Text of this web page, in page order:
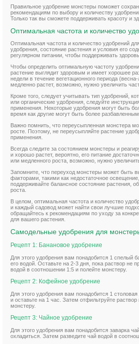
Правильное удобрение монстеры поможет
рекомендациям по выбору и количеству
Только так вы сможете поддерживать красоту и
Оптимальная частота и количество
Оптимальная частота и количество удобрений
удобрения, состояние растения и условия его
регулярном питании, чтобы поддерживать
Чтобы определить оптимальную частоту
растение выглядит здоровым и имеет хорошее
недели в течение вегетационного периода
медленно растет, возможно, нужно увеличить
Кроме того, следует учитывать тип удобрений,
или органические удобрения, следуйте
применения. Некоторые удобрения могут быть
время как другие могут быть более
Важно помнить, что переусыпленная монстера
росте. Поэтому, не переусыпляйте растение
применения.
Всегда следите за состоянием монстеры и
и хорошо растет, вероятно, его питание
или медленного роста, возможно, нужно
Запомните, что переуход монстеры может быть
факторами, такими как недостаточное
поддерживайте балансное состояние растения,
роста.
В целом, оптимальная частота и количество
и каждый садовод может найти свои лучшие
обращайтесь к рекомендациям по уходу за
для вашего растения.
Самодельные удобрения для
Рецепт 1: Банановое удобрение
Для этого удобрения вам понадобится 1 спелый
его водой. Оставьте на 2-3 дня, пока раствор не
водой в соотношении 1:5 и полейте монстеру.
Рецепт 2: Кофейное удобрение
Для этого удобрения вам понадобится 1
и оставьте на 1 час. Затем отфильтруйте
монстеру.
Рецепт 3: Чайное удобрение
Для этого удобрения вам понадобится заварка
охладиться. Затем разведите чай водой в